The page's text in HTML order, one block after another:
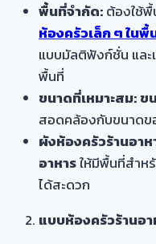
พื้นที่จำกัด:ต้องใช้พื้
ห้องครัวเล็ก ๆ ใน
แบบมัลติฟังก์ชั่น และ
พื้นที่
ขนาดที่เหมาะสม:ข
สอดคล้องกับขนาดข
ผังห้องครัวร้านอาห
อาหารให้มีพื้นที่สำห
ได้สะดวก
แบบห้องครัวร้านอา